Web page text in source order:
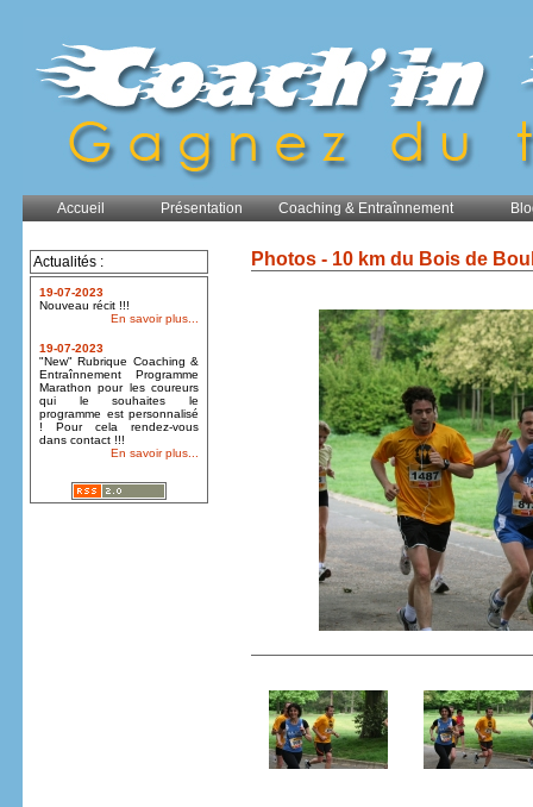
Accueil Présentation Coaching & Entraînnement
Actualités :
19-07-2023
Nouveau récit !!!
En savoir plus...
19-07-2023
"New" Rubrique Coaching &
Entraînnement Programme
Marathon pour les coureurs
qui le souhaites le
programme est personnalisé
! Pour cela rendez-vous
dans contact !!!
En savoir plus...
Photos - 10 km du Bois de